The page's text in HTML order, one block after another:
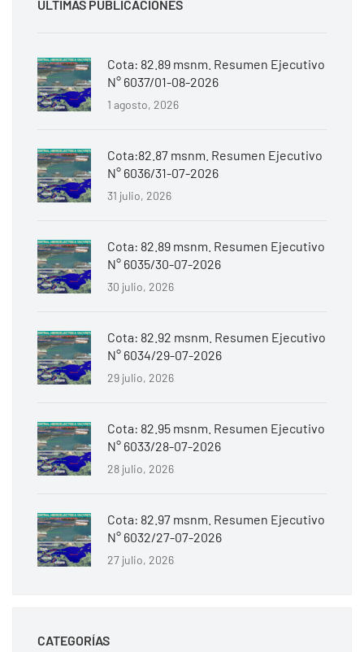
ÚLTIMAS PUBLICACIONES
Cota: 82.89 msnm. Resumen Ejecutivo
N° 6037/01-08-2026
1 agosto, 2026
Cota:82.87 msnm. Resumen Ejecutivo
N° 6036/31-07-2026
31 julio, 2026
Cota: 82.89 msnm. Resumen Ejecutivo
N° 6035/30-07-2026
30 julio, 2026
Cota: 82.92 msnm. Resumen Ejecutivo
N° 6034/29-07-2026
29 julio, 2026
Cota: 82.95 msnm. Resumen Ejecutivo
N° 6033/28-07-2026
28 julio, 2026
Cota: 82.97 msnm. Resumen Ejecutivo
N° 6032/27-07-2026
27 julio, 2026
CATEGORÍAS